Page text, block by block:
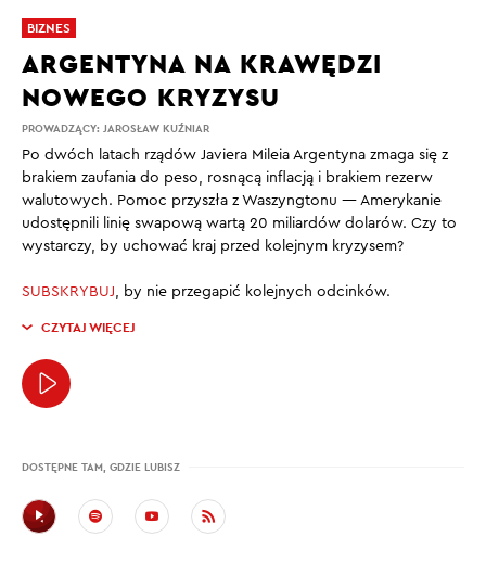
PROWADZĄCY: JAROSŁAW KUŹNIAR
ARGENTYNA NA KRAWĘDZI
NOWEGO KRYZYSU
Po dwóch latach rządów Javiera Mileia Argentyna zmaga się z
brakiem zaufania do peso, rosnącą inflacją i brakiem rezerw
walutowych. Pomoc przyszła z Waszyngtonu — Amerykanie
udostępnili linię swapową wartą 20 miliardów dolarów. Czy to
wystarczy, by uchować kraj przed kolejnym kryzysem?
SUBSKRYBUJ, by nie przegapić kolejnych odcinków.
CZYTAJ WIĘCEJ
DOSTĘPNE TAM, GDZIE LUBISZ
BIZNES